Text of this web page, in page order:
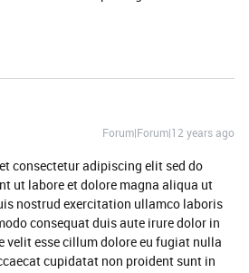
Forum|Forum|12 years ago
consectetur adipiscing elit sed do
ut labore et dolore magna aliqua ut
nostrud exercitation ullamco laboris
consequat duis aute irure dolor in
velit esse cillum dolore eu fugiat nulla
cupidatat non proident sunt in